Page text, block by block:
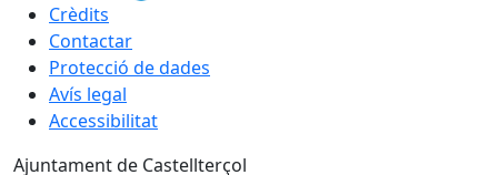
Crèdits
Contactar
Protecció de dades
Avís legal
Accessibilitat
Ajuntament de Castellterçol